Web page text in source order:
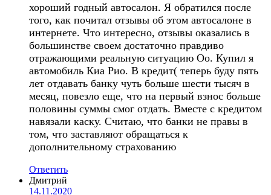
хороший годный автосалон. Я обратился после
того, как почитал отзывы об этом автосалоне в
интернете. Что интересно, отзывы оказались в
большинстве своем достаточно правдиво
отражающими реальную ситуацию Оо. Купил я
автомобиль Киа Рио. В кредит( теперь буду пять
лет отдавать банку чуть больше шести тысяч в
месяц, повезло еще, что на первый взнос больше
половины суммы смог отдать. Вместе с кредитом
навязали каску. Считаю, что банки не правы в
том, что заставляют обращаться к
дополнительному страхованию
Ответить
Дмитрий
14.11.2020